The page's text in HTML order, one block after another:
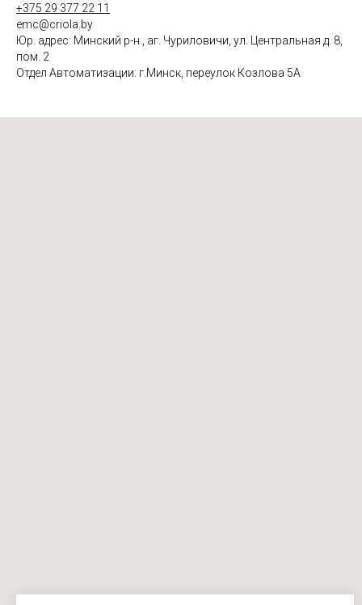
+375 29 377 22 11
emc@criola.by
Юр. адрес: Минский р-н., аг. Чуриловичи, ул. Центральная д. 8,
пом. 2
Отдел Автоматизации: г.Минск, переулок Козлова 5А